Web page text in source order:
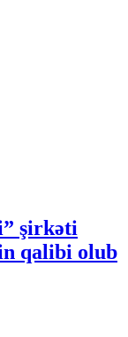
şirkəti
qalibi olub